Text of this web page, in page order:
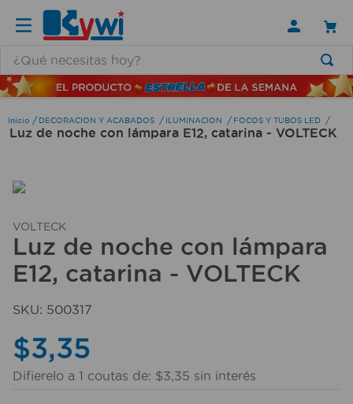
DECORACION Y ACABADOS ILUMINACION FOCOS Y TUBOS LED
Luz de noche con lámpara E12, catarina - VOLTECK
VOLTECK
Luz de noche con lámpara
E12, catarina - VOLTECK
SKU: 500317
$3,35
Difierelo a 1 coutas de: $3,35 sin interés
TÉRMINOS MÁS BUSCADOS
1 .
lamparas
4.
5.
lampara
6.
escritorio
7.
cerradura
8.
aspiradora
9.
lavamanos
10
taladro